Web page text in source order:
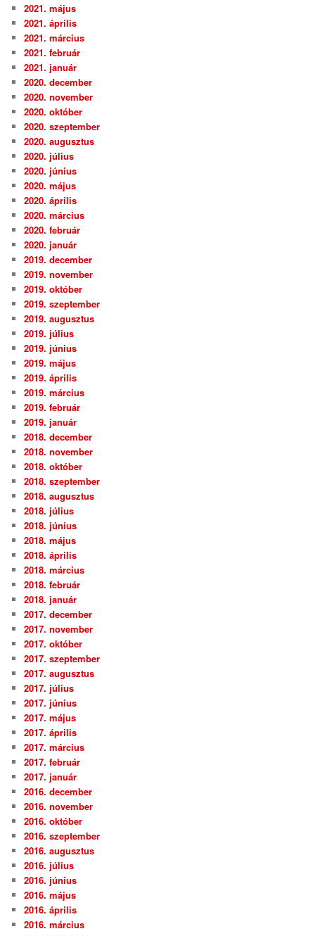
2021. május
2021. április
2021. március
2021. február
2021. január
2020. december
2020. november
2020. október
2020. szeptember
2020. augusztus
2020. július
2020. június
2020. május
2020. április
2020. március
2020. február
2020. január
2019. december
2019. november
2019. október
2019. szeptember
2019. augusztus
2019. július
2019. június
2019. május
2019. április
2019. március
2019. február
2019. január
2018. december
2018. november
2018. október
2018. szeptember
2018. augusztus
2018. július
2018. június
2018. május
2018. április
2018. március
2018. február
2018. január
2017. december
2017. november
2017. október
2017. szeptember
2017. augusztus
2017. július
2017. június
2017. május
2017. április
2017. március
2017. február
2017. január
2016. december
2016. november
2016. október
2016. szeptember
2016. augusztus
2016. július
2016. június
2016. május
2016. április
2016. március